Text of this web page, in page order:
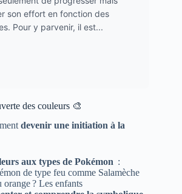
son effort en fonction des
Pour y parvenir, il est...
des couleurs 🎨
devenir une initiation à la
aux types de Pokémon :
de type feu comme Salamèche
orange ? Les enfants